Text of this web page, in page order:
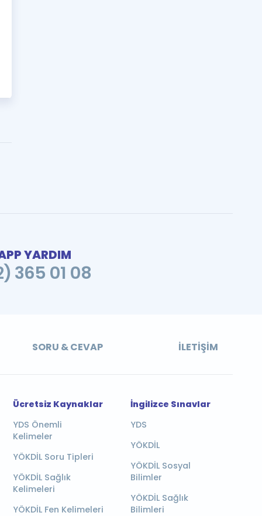
YARDIM
365 01 08
SORU & CEVAP İLETIŞIM
Ücretsiz Kaynaklar
YDS Önemli
Kelimeler
YÖKDİL Soru Tipleri
YÖKDİL Sağlık
Kelimeleri
YÖKDİL Fen Kelimeleri
İngilizce Sınavlar
YDS
YÖKDİL
YÖKDİL Sosyal
Bilimler
YÖKDİL Sağlık
Bilimleri